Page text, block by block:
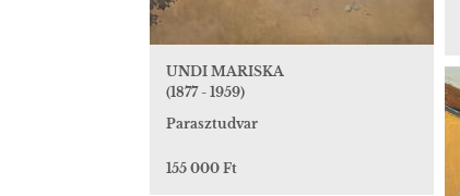
UNDI MARISKA
(1877 - 1959)
Parasztudvar
155 000 Ft